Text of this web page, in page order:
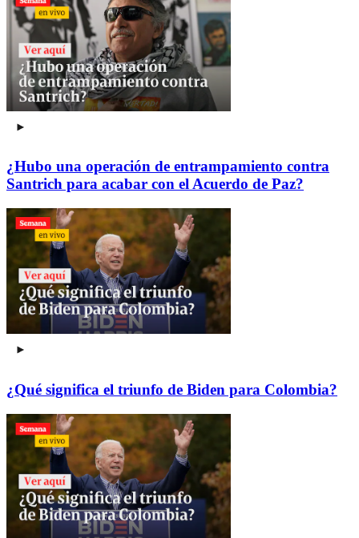
¿Hubo una operación de entrampamiento contra
Santrich para acabar con el Acuerdo de Paz?
¿Qué significa el triunfo de Biden para Colombia?